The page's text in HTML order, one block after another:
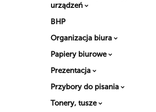
urządzeń
BHP
Organizacja biura
Papiery biurowe
Prezentacja
Przybory do pisania
Tonery, tusze